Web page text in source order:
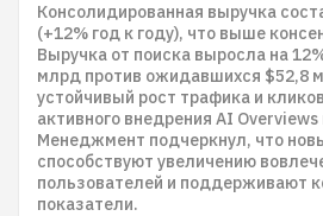
Консолидированная выручка
(+12% год к году), что выше
Выручка от поиска выросла на
млрд против ожидавшихся $52,8
устойчивый рост трафика и
активного внедрения AI Overviews
Менеджмент подчеркнул, что
способствуют увеличению
пользователей и поддерживают
показатели.